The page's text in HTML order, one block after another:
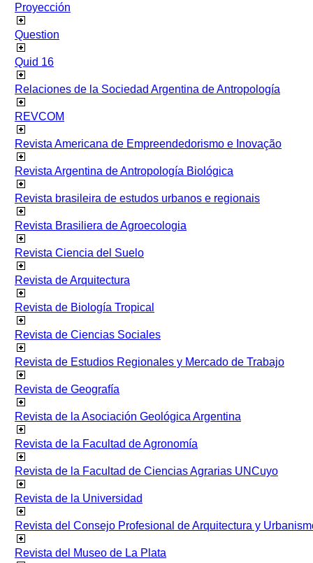
Proyección
Question
Quid 16
Relaciones de la Sociedad Argentina de Antropología
REVCOM
Revista Americana de Empreendedorismo e Inovação
Revista Argentina de Antropología Biológica
Revista brasileira de estudos urbanos e regionais
Revista Brasiliera de Agroecologia
Revista Ciencia del Suelo
Revista de Arquitectura
Revista de Biología Tropical
Revista de Ciencias Sociales
Revista de Estudios Regionales y Mercado de Trabajo
Revista de Geografía
Revista de la Asociación Geológica Argentina
Revista de la Facultad de Agronomía
Revista de la Facultad de Ciencias Agrarias UNCuyo
Revista de la Universidad
Revista del Consejo Profesional de Arquitectura y
Revista del Museo de La Plata